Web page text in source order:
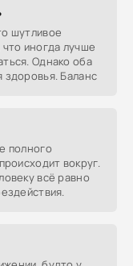
шутливое
иногда лучше
Однако оба
Баланс
полного
вокруг.
всё равно